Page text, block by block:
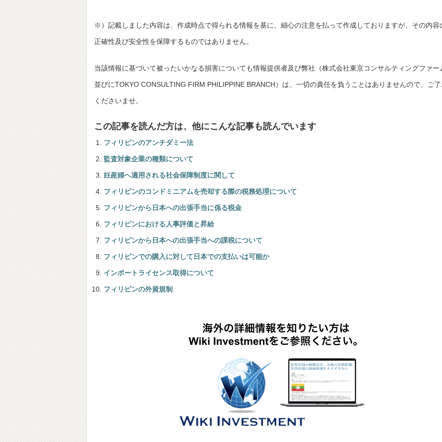
※）記載しました内容は、作成時点で得られる情報を基に、細心の注意を払って作成しておりますが、その内容
正確性及び安全性を保障するものではありません。
当該情報に基づいて被ったいかなる損害についても情報提供者及び弊社（株式会社東京コンサルティングファー
並びにTOKYO CONSULTING FIRM PHILIPPINE BRANCH）は、一切の責任を負うことはありませんので、ご了
くださいませ。
この記事を読んだ方は、他にこんな記事も読んでいます
フィリピンのアンチダミー法
監査対象企業の種類について
妊産婦へ適用される社会保障制度に関して
フィリピンのコンドミニアムを売却する際の税務処理について
フィリピンから日本への出張手当に係る税金
フィリピンにおける人事評価と昇給
フィリピンから日本への出張手当への課税について
フィリピンでの購入に対して日本での支払いは可能か
インポートライセンス取得について
フィリピンの外資規制